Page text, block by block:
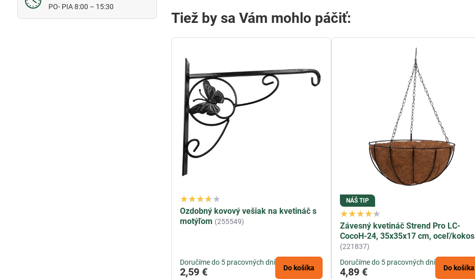
Tiež by sa Vám mohlo páčiť:
Ozdobný kovový vešiak na kvetináč s
motýľom (255549)
Doručíme do 5 pracovných dní
2,59 € Do košíka
NÁŠ TIP
Závesný kvetináč Strend Pro LC-
CocoH-24, 35x35x17 cm, oceľ/kokos
(221837)
Doručíme do 5 pracovných dní
4,89 € Do košíka
PO- PIA 8:00 – 15:30